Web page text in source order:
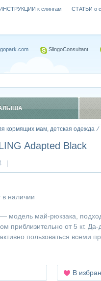
кормящих мам, детская одежда
Adapted Black
|
в наличии
— модель май-рюкзака,
приблизительно от 5 кг.
пользоваться всеми
В
ИНСТРУКЦИИ к слингам СТАТЬИ о
SlingoConsultant